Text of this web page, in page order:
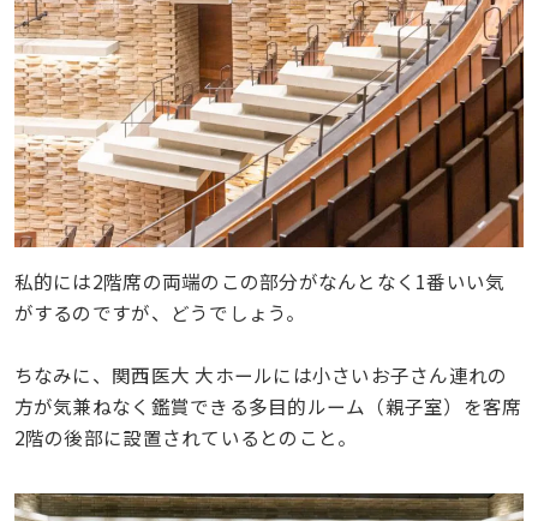
私的には2階席の両端のこの部分がなんとなく1番いい気
がするのですが、どうでしょう。
ちなみに、関西医大 大ホールには小さいお子さん連れの
方が気兼ねなく鑑賞できる多目的ルーム（親子室）を客席
2階の後部に設置されているとのこと。